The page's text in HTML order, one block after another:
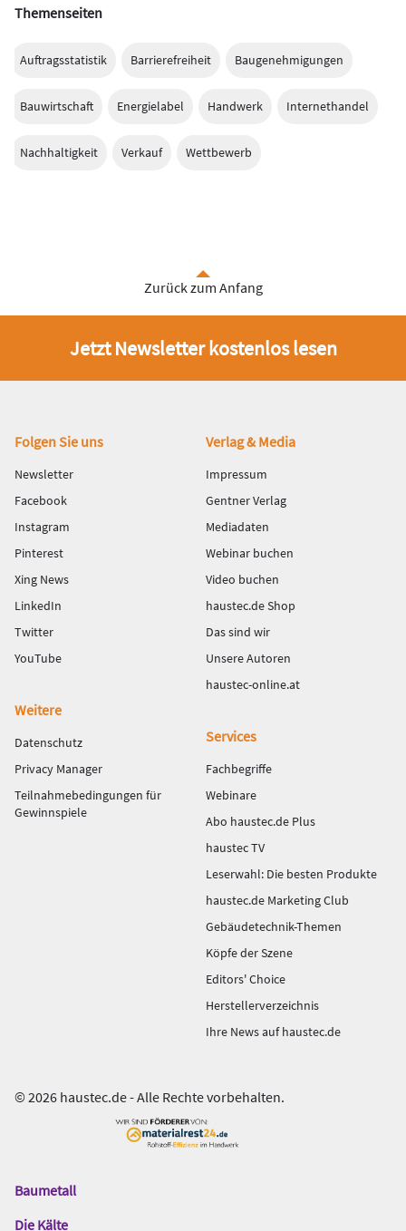
Themenseiten
Auftragsstatistik Barrierefreiheit Baugenehmigungen
Bauwirtschaft Energielabel Handwerk Internethandel
Nachhaltigkeit Verkauf Wettbewerb
Zurück zum Anfang
Jetzt Newsletter kostenlos lesen
Fußbereich
Folgen Sie uns
Newsletter
Facebook
Instagram
Pinterest
Xing News
LinkedIn
Twitter
YouTube
Verlag & Media
Impressum
Gentner Verlag
Mediadaten
Webinar buchen
Video buchen
haustec.de Shop
Das sind wir
Unsere Autoren
haustec-online.at
Weitere
Datenschutz
Privacy Manager
Teilnahmebedingungen für
Gewinnspiele
Services
Fachbegriffe
Webinare
Abo haustec.de Plus
haustec TV
Leserwahl: Die besten Produkte
haustec.de Marketing Club
Gebäudetechnik-Themen
Köpfe der Szene
Editors' Choice
Herstellerverzeichnis
Ihre News auf haustec.de
© 2026 haustec.de - Alle Rechte vorbehalten.
Das
Gentner
Baumetall
Die Kälte